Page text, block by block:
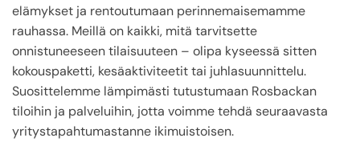
elämykset ja rentoutumaan perinnemaisemamme
rauhassa. Meillä on kaikki, mitä tarvitsette
onnistuneeseen tilaisuuteen – olipa kyseessä sitten
kokouspaketti, kesäaktiviteetit tai juhlasuunnittelu.
Suosittelemme lämpimästi tutustumaan Rosbackan
tiloihin ja palveluihin, jotta voimme tehdä seuraavasta
yritystapahtumastanne ikimuistoisen.